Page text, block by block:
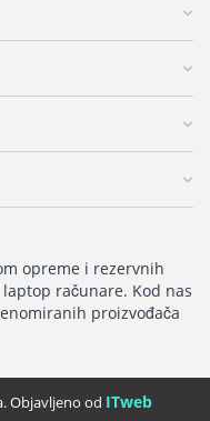
opreme i rezervnih
računare. Kod nas
proizvođača
Objavljeno od ITweb